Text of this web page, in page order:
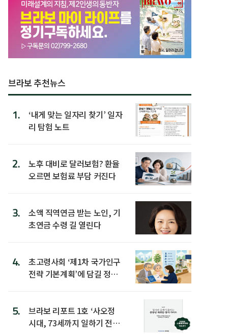
브라보 추천뉴스
1.
‘내게 맞는 일자리 찾기’ 일자
리 탐험 노트
2.
노후 대비로 달러보험? 환율
오르면 보험료 부담 커진다
3.
소액 직역연금 받는 노인, 기
초연금 수령 길 열린다
4.
초고령사회 ‘제1차 국가인구
전략 기본계획’에 담길 정책
5.
브라보 리포트 1호 ‘사오정
시대, 73세까지 일하기 전략’